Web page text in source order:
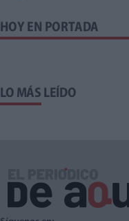
HOY EN PORTADA
LO MÁS LEÍDO